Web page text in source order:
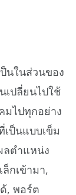
นในส่วนของ
เปลี่ยนไปใช้
มไปทุกอย่าง
ป็นแบบเข็ม
ลตำแหน่ง
กเข้ามา,
, พอร์ต